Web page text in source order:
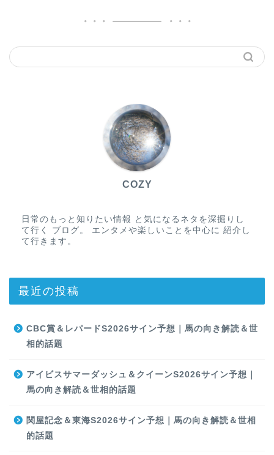
COZY
日常のもっと知りたい情報 と気になるネタを深掘りし
て行く ブログ。 エンタメや楽しいことを中心に 紹介し
て行きます。
最近の投稿
CBC賞＆レパードS2026サイン予想｜馬の向き解読＆世
相的話題
アイビスサマーダッシュ＆クイーンS2026サイン予想｜
馬の向き解読＆世相的話題
関屋記念＆東海S2026サイン予想｜馬の向き解読＆世相
的話題